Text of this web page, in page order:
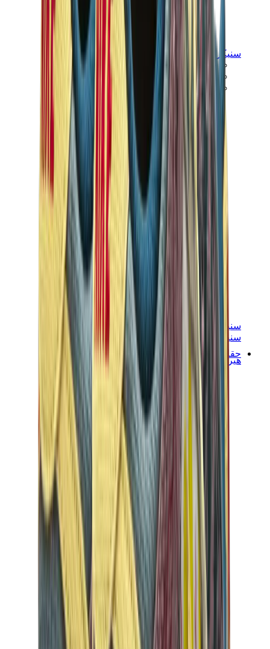
سنيكرز للأطفال
ييزي للأطفال
نايكي للأطفال
View All
سنيكرز للأطفال
سنيكرز نسائية
سنيكرز رجالية
حقائب
هيرميس
بيركين
كيلي
كونستانس
بيكوتان
ليندي
حقائب هيرميس للرجال
View All